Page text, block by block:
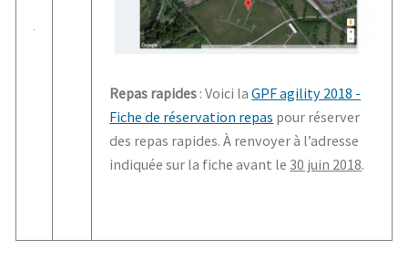
Repas rapides : Voici laGPF agility 2018 -
Fiche de réservation repas pour réserver
des repas rapides. À renvoyer à l’adresse
indiquée sur la fiche avant le 30 juin 2018.